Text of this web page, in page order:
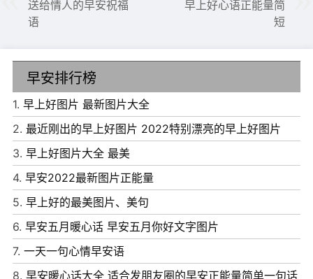
6、 没有特别喜欢吃的零食，没有特别喜欢听的歌，却有个
特别喜欢的你。
7、 星星醉酒到处乱跑，月亮跌进深海里，我以前从未觉得
送给情人的早安祝福
语
早上好心语正能量简
短
早安排行榜
1. 早上好图片 最新图片大全
2. 最近刚出的早上好图片 2022特别漂亮的早上好图片
3. 早上好图片大全 最美
4. 早安2022最新图片正能量
5. 早上好的最美图片、美句
6. 早安五月暖心话 早安五月你好文字图片
7. 一天一句心情早安语
8. 早安暖心话大全 适合发朋友圈的早安正能量简单一句话